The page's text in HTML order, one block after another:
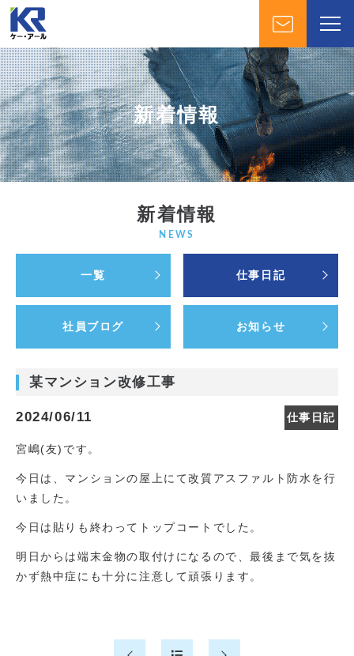
新着情報
新着情報
NEWS
一覧 仕事日記
社員ブログ お知らせ
某マンション改修工事
2024/06/11 仕事日記
宮嶋(友)です。
今日は、マンションの屋上にて改質アスファルト防水を行
いました。
今日は貼りも終わってトップコートでした。
明日からは端末金物の取付けになるので、最後まで気を抜
かず熱中症にも十分に注意して頑張ります。